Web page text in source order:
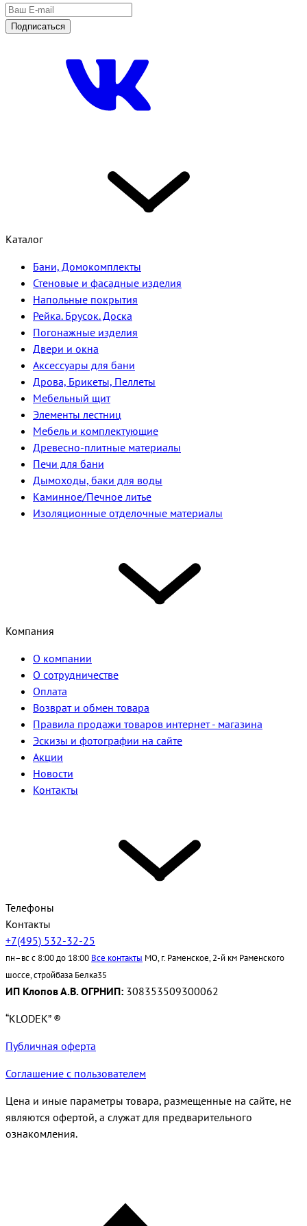
Подписаться
Каталог
Бани, Домокомплекты
Стеновые и фасадные изделия
Напольные покрытия
Рейка. Брусок. Доска
Погонажные изделия
Двери и окна
Аксессуары для бани
Дрова, Брикеты, Пеллеты
Мебельный щит
Элементы лестниц
Мебель и комплектующие
Древесно-плитные материалы
Печи для бани
Дымоходы, баки для воды
Каминное/Печное литье
Изоляционные отделочные материалы
Компания
О компании
О сотрудничестве
Оплата
Возврат и обмен товара
Правила продажи товаров интернет - магазина
Эскизы и фотографии на сайте
Акции
Новости
Контакты
Телефоны
Контакты
+7(495) 532-32-25
пн–вс с 8:00 до 18:00 Все контакты МО, г. Раменское, 2-й км Раменского
шоссе, стройбаза Белка35
ИП Клопов А.В. ОГРНИП: 308353509300062
“KLODEK” ®
Публичная оферта
Соглашение с пользователем
Цена и иные параметры товара, размещенные на сайте, не
являются офертой, а служат для предварительного
ознакомления.